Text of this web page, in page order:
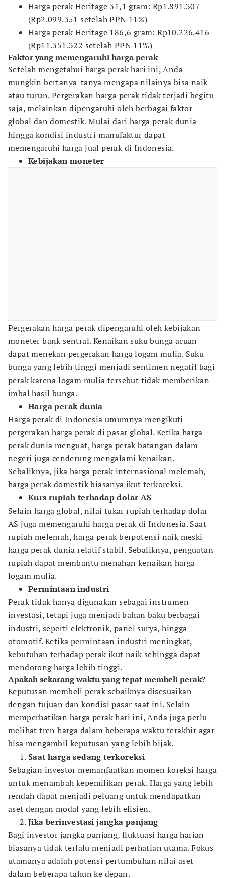
Harga perak Heritage 31,1 gram: Rp1.891.307
(Rp2.099.351 setelah PPN 11%)
Harga perak Heritage 186,6 gram: Rp10.226.416
(Rp11.351.322 setelah PPN 11%)
Faktor yang memengaruhi harga perak
Setelah mengetahui harga perak hari ini, Anda
mungkin bertanya-tanya mengapa nilainya bisa naik
atau turun. Pergerakan harga perak tidak terjadi begitu
saja, melainkan dipengaruhi oleh berbagai faktor
global dan domestik. Mulai dari harga perak dunia
hingga kondisi industri manufaktur dapat
memengaruhi harga jual perak di Indonesia.
Kebijakan moneter
Pergerakan harga perak dipengaruhi oleh kebijakan
moneter bank sentral. Kenaikan suku bunga acuan
dapat menekan pergerakan harga logam mulia. Suku
bunga yang lebih tinggi menjadi sentimen negatif bagi
perak karena logam mulia tersebut tidak memberikan
imbal hasil bunga.
Harga perak dunia
Harga perak di Indonesia umumnya mengikuti
pergerakan harga perak di pasar global. Ketika harga
perak dunia menguat, harga perak batangan dalam
negeri juga cenderung mengalami kenaikan.
Sebaliknya, jika harga perak internasional melemah,
harga perak domestik biasanya ikut terkoreksi.
Kurs rupiah terhadap dolar AS
Selain harga global, nilai tukar rupiah terhadap dolar
AS juga memengaruhi harga perak di Indonesia. Saat
rupiah melemah, harga perak berpotensi naik meski
harga perak dunia relatif stabil. Sebaliknya, penguatan
rupiah dapat membantu menahan kenaikan harga
logam mulia.
Permintaan industri
Perak tidak hanya digunakan sebagai instrumen
investasi, tetapi juga menjadi bahan baku berbagai
industri, seperti elektronik, panel surya, hingga
otomotif. Ketika permintaan industri meningkat,
kebutuhan terhadap perak ikut naik sehingga dapat
mendorong harga lebih tinggi.
Apakah sekarang waktu yang tepat membeli perak?
Keputusan membeli perak sebaiknya disesuaikan
dengan tujuan dan kondisi pasar saat ini. Selain
memperhatikan harga perak hari ini, Anda juga perlu
melihat tren harga dalam beberapa waktu terakhir agar
bisa mengambil keputusan yang lebih bijak.
Saat harga sedang terkoreksi
Sebagian investor memanfaatkan momen koreksi harga
untuk menambah kepemilikan perak. Harga yang lebih
rendah dapat menjadi peluang untuk mendapatkan
aset dengan modal yang lebih efisien.
Jika berinvestasi jangka panjang
Bagi investor jangka panjang, fluktuasi harga harian
biasanya tidak terlalu menjadi perhatian utama. Fokus
utamanya adalah potensi pertumbuhan nilai aset
dalam beberapa tahun ke depan.